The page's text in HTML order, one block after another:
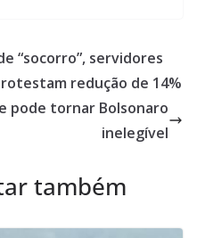
“socorro”, servidores
redução de 14%
pode tornar Bolsonaro
inelegível
também